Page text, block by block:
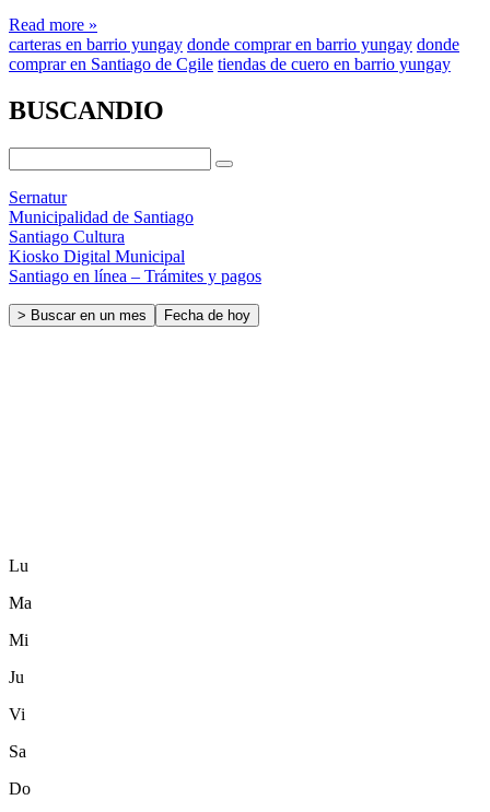
Read more »
carteras en barrio yungay donde comprar en barrio yungay donde
comprar en Santiago de Cgile tiendas de cuero en barrio yungay
BUSCANDIO
Sernatur
Municipalidad de Santiago
Santiago Cultura
Kiosko Digital Municipal
Santiago en línea – Trámites y pagos
> Buscar en un mes Fecha de hoy
Lu
Ma
Mi
Ju
Vi
Sa
Do